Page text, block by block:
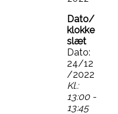
Dato/
klokke
slæt
Dato:
24/12
/2022
Kl.:
13:00 -
13:45